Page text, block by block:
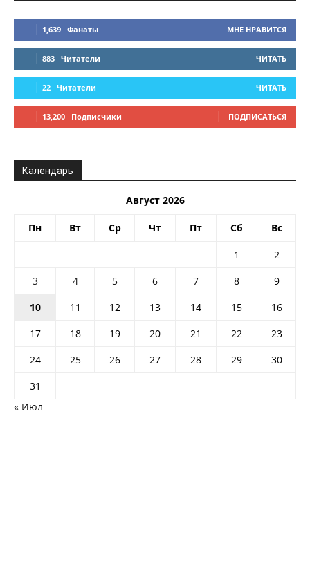
1,639 Фанаты МНЕ НРАВИТСЯ
883 Читатели ЧИТАТЬ
22 Читатели ЧИТАТЬ
13,200 Подписчики ПОДПИСАТЬСЯ
Календарь
Август 2026
Пн Вт Ср Чт Пт Сб Вс
1
2
3
4 5 6 7 8
9
10
11 12 13 14 15
16
17
18 19 20 21 22
23
24
25 26 27 28 29
30
31
« Июл